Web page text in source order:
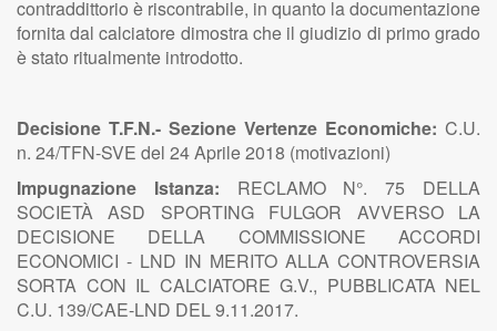
contraddittorio è riscontrabile, in quanto la documentazione
fornita dal calciatore dimostra che il giudizio di primo grado
è stato ritualmente introdotto.
Decisione T.F.N.- Sezione Vertenze Economiche: C.U.
n. 24/TFN-SVE del 24 Aprile 2018 (motivazioni)
Impugnazione Istanza: RECLAMO N°. 75 DELLA
SOCIETÀ ASD SPORTING FULGOR AVVERSO LA
DECISIONE DELLA COMMISSIONE ACCORDI
ECONOMICI - LND IN MERITO ALLA CONTROVERSIA
SORTA CON IL CALCIATORE G.V., PUBBLICATA NEL
C.U. 139/CAE-LND DEL 9.11.2017.